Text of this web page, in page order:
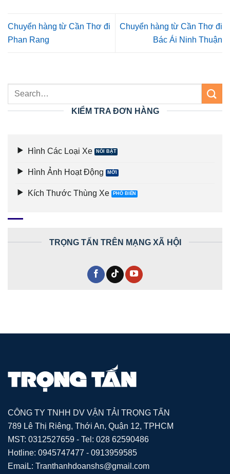
Chuyển hàng từ Cần Thơ đi
Phan Rang
Chuyển hàng từ Cần Thơ đi
Bác Ái Ninh Thuận
KIỂM TRA ĐƠN HÀNG
Hình Các Loại Xe
Hình Ảnh Hoạt Động
Kích Thước Thùng Xe
TRỌNG TẤN TRÊN MẠNG XÃ HỘI
CÔNG TY TNHH DV VẬN TẢI TRỌNG TẤN
789 Lê Thị Riêng, Thới An, Quận 12, TPHCM
MST: 0312527659 - Tel: 028 62590486
Hotline: 0945747477 - 0913959585
EmaiL: Tranthanhdoanshs@gmail.com